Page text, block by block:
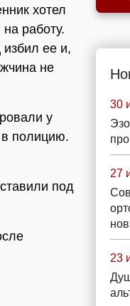
хотел
работу.
ее и,
не
у
полицию.
под
30
27
23